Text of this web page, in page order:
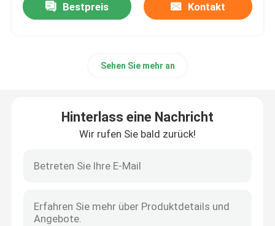
Bestpreis Kontakt
Sehen Sie mehr an
Hinterlass eine Nachricht
Wir rufen Sie bald zurück!